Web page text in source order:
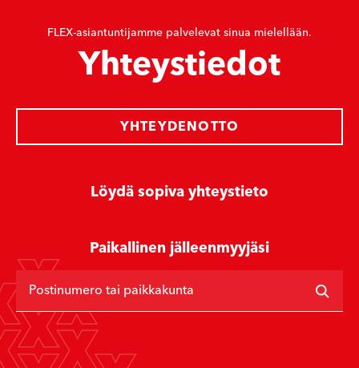
FLEX-asiantuntijamme palvelevat sinua mielellään.
Yhteystiedot
Löydä sopiva yhteystieto
YHTEYDENOTTO
Paikallinen jälleenmyyjäsi
Postinumero tai paikkakunta